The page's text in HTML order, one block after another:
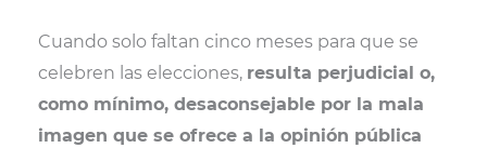
Cuando solo faltan cinco meses para que se
celebren las elecciones, resulta perjudicial o,
como mínimo, desaconsejable por la mala
imagen que se ofrece a la opinión pública